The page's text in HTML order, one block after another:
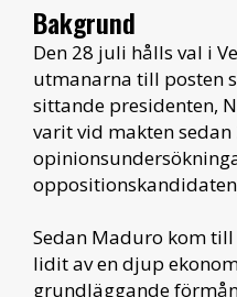
Bakgrund
Den 28 juli hålls val i
utmanarna till posten
sittande presidenten,
varit vid makten
Sedan Maduro kom
lidit av en djup
grundläggande